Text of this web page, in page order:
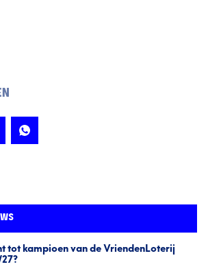
tot kampioen van de VriendenLoterij